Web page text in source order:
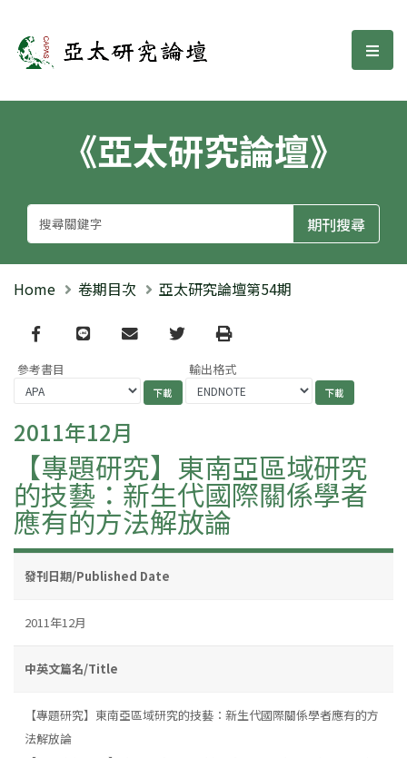
亞太研究論壇 選
《亞太研究論壇》
Home 卷期目次 亞太研究論壇第54期
Facebook
line email TwitterPrint
參考書目 輸出格式
2011年12月
【專題研究】東南亞區域研究
的技藝：新生代國際關係學者
應有的方法解放論
發刊日期/Published Date
2011年12月
中英文篇名/Title
【專題研究】東南亞區域研究的技藝：新生代國際關係學者應有的方
法解放論